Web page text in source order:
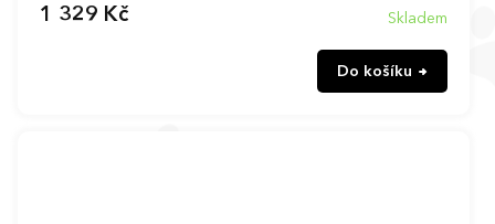
Skladem
1 329 Kč
Do košíku